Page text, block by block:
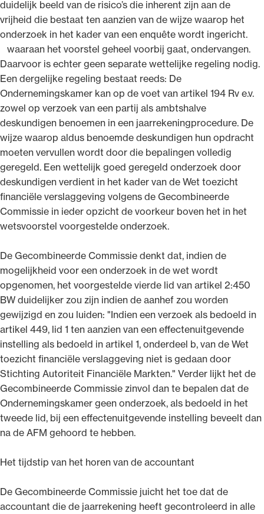
duidelijk beeld van de risico’s die inherent zijn aan de
vrijheid die bestaat ten aanzien van de wijze waarop het
onderzoek in het kader van een enquête wordt ingericht.
waaraan het voorstel geheel voorbij gaat, ondervangen.
Daarvoor is echter geen separate wettelijke regeling nodig.
Een dergelijke regeling bestaat reeds: De
Ondernemingskamer kan op de voet van artikel 194 Rv e.v.
zowel op verzoek van een partij als ambtshalve
deskundigen benoemen in een jaarrekeningprocedure. De
wijze waarop aldus benoemde deskundigen hun opdracht
moeten vervullen wordt door die bepalingen volledig
geregeld. Een wettelijk goed geregeld onderzoek door
deskundigen verdient in het kader van de Wet toezicht
financiële verslaggeving volgens de Gecombineerde
Commissie in ieder opzicht de voorkeur boven het in het
wetsvoorstel voorgestelde onderzoek.
De Gecombineerde Commissie denkt dat, indien de
mogelijkheid voor een onderzoek in de wet wordt
opgenomen, het voorgestelde vierde lid van artikel 2:450
BW duidelijker zou zijn indien de aanhef zou worden
gewijzigd en zou luiden: "Indien een verzoek als bedoeld in
artikel 449, lid 1 ten aanzien van een effectenuitgevende
instelling als bedoeld in artikel 1, onderdeel b, van de Wet
toezicht financiële verslaggeving niet is gedaan door
Stichting Autoriteit Financiële Markten." Verder lijkt het de
Gecombineerde Commissie zinvol dan te bepalen dat de
Ondernemingskamer geen onderzoek, als bedoeld in het
tweede lid, bij een effectenuitgevende instelling beveelt dan
na de AFM gehoord te hebben.
Het tijdstip van het horen van de accountant
De Gecombineerde Commissie juicht het toe dat de
accountant die de jaarrekening heeft gecontroleerd in alle